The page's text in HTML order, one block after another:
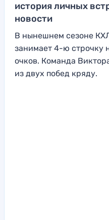
история личных
новости
В нынешнем сезоне
занимает 4-ю строчку
очков. Команда
из двух побед кряду.